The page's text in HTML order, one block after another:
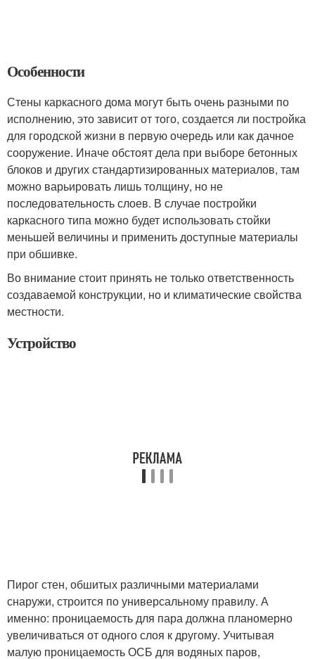
Особенности
Стены каркасного дома могут быть очень разными по
исполнению, это зависит от того, создается ли постройка
для городской жизни в первую очередь или как дачное
сооружение. Иначе обстоят дела при выборе бетонных
блоков и других стандартизированных материалов, там
можно варьировать лишь толщину, но не
последовательность слоев. В случае постройки
каркасного типа можно будет использовать стойки
меньшей величины и применить доступные материалы
при обшивке.
Во внимание стоит принять не только ответственность
создаваемой конструкции, но и климатические свойства
местности.
Устройство
Пирог стен, обшитых различными материалами
снаружи, строится по универсальному правилу. А
именно: проницаемость для пара должна планомерно
увеличиваться от одного слоя к другому. Учитывая
малую проницаемость ОСБ для водяных паров,